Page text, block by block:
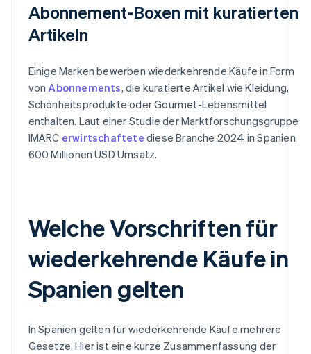
Abonnement-Boxen mit kuratierten
Artikeln
Einige Marken bewerben wiederkehrende Käufe in Form
von Abonnements, die kuratierte Artikel wie Kleidung,
Schönheitsprodukte oder Gourmet-Lebensmittel
enthalten. Laut einer Studie der Marktforschungsgruppe
IMARC erwirtschaftete diese Branche 2024 in Spanien
600 Millionen USD Umsatz.
Welche Vorschriften für
wiederkehrende Käufe in
Spanien gelten
In Spanien gelten für wiederkehrende Käufe mehrere
Gesetze. Hier ist eine kurze Zusammenfassung der